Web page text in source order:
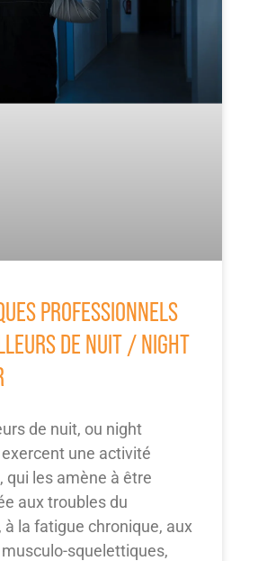
PROFESSIONNELS
DE NUIT / NIGHT
de nuit, ou night
une activité
qui les amène à être
aux troubles du
à la fatigue chronique, aux
squelettiques,